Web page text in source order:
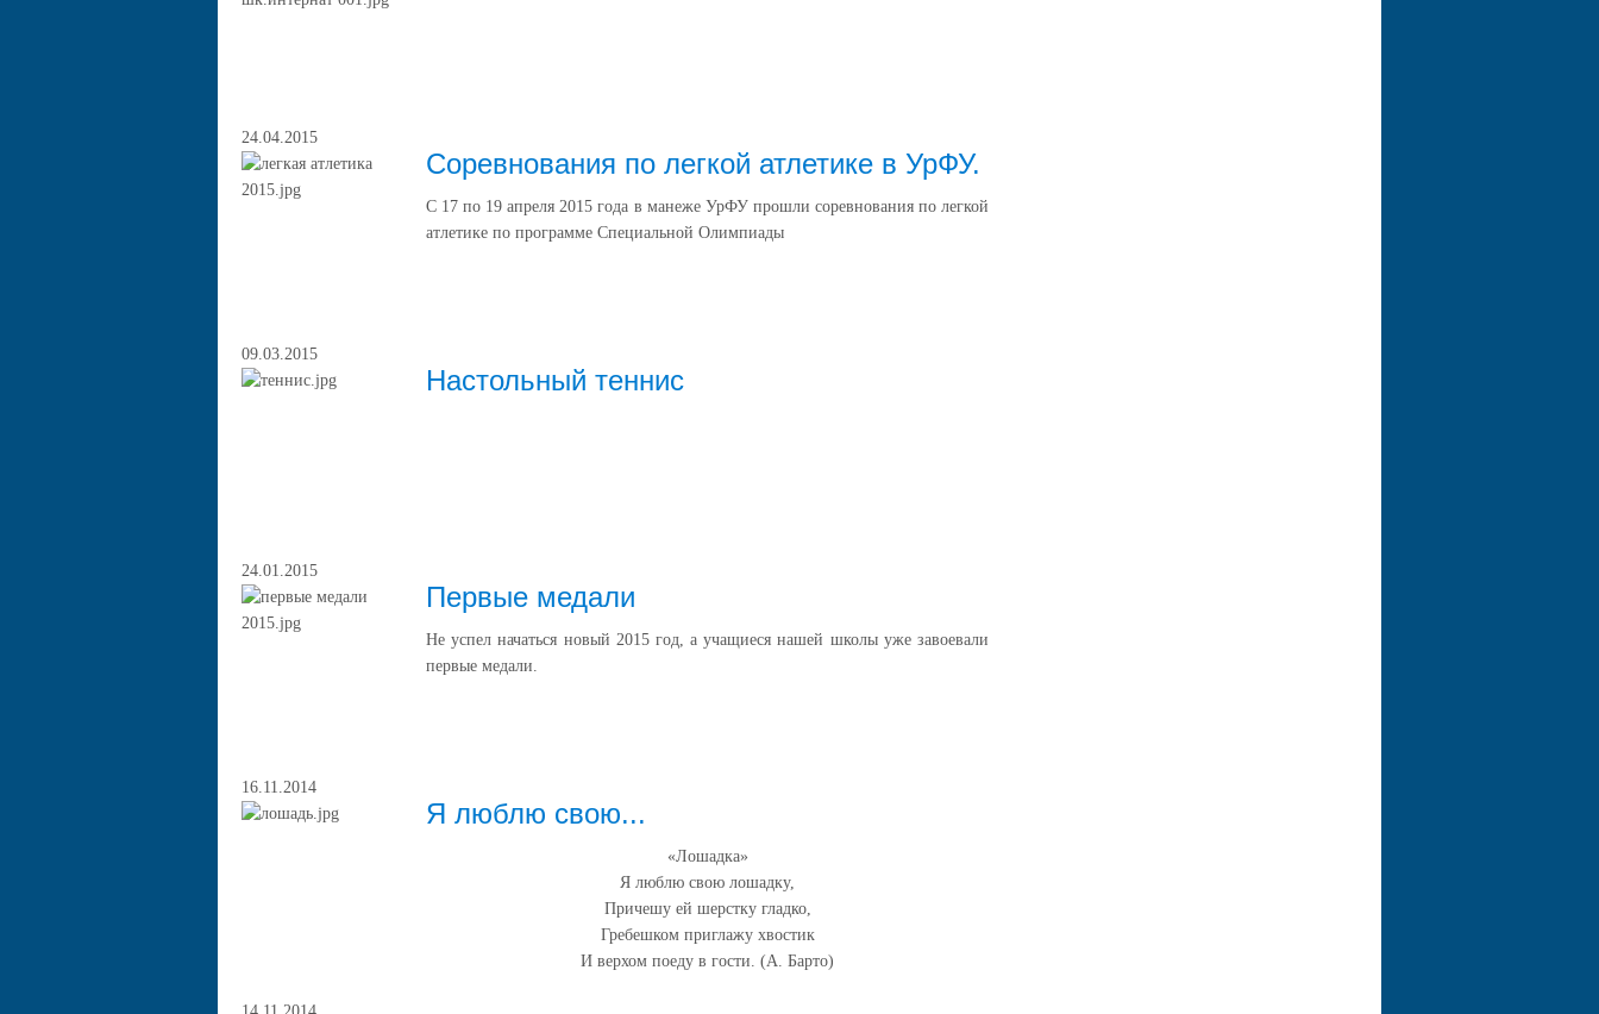
24.04.2015
Соревнования по легкой атлетике в УрФУ.
С 17 по 19 апреля 2015 года в манеже УрФУ прошли соревнования по легкой
атлетике по программе Специальной Олимпиады
09.03.2015
Настольный теннис
24.01.2015
Первые медали
Не успел начаться новый 2015 год, а учащиеся нашей школы уже завоевали
первые медали.
16.11.2014
Я люблю свою...
«Лошадка»
Я люблю свою лошадку,
Причешу ей шерстку гладко,
Гребешком приглажу хвостик
И верхом поеду в гости. (А. Барто)